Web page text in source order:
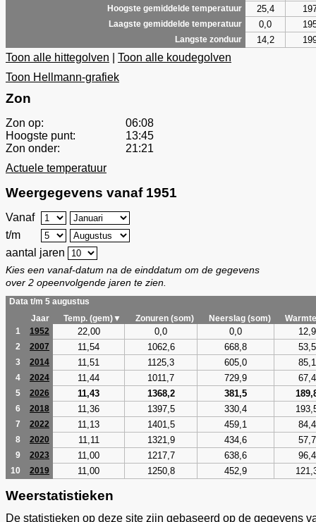
Hoogste gemiddelde temperatuur 25,4
Laagste gemiddelde temperatuur 0,0
Langste zonduur 14,2
Toon alle hittegolven
Toon alle koudegolven
Toon Hellmann-grafiek
Zon
Zon op:
06:08
Hoogste punt:
13:45
Zon onder:
21:21
Actuele temperatuur
Weergegevens vanaf 1951
Vanaf
t/m
aantal jaren
Kies een vanaf-datum na de einddatum om de gegevens
over 2 opeenvolgende jaren te zien.
Data t/m 5 augustus
Jaar
Temp. (gem)▼ Zonuren (som) Neerslag (som)
1
1952 22,00 0,0 0,0 12,9
2 2007 11,54 1062,6 668,8 53,5
3 2014 11,51 1125,3 605,0 85,1
4 2024 11,44 1011,7 729,9 67,4
5 2026 11,43 1368,2 381,5
6 2018 11,36 1397,5 330,4
7 2022 11,13 1401,5 459,1 84,4
8 2020 11,11 1321,9 434,6 57,7
9 2023 11,00 1217,7 638,6 96,4
10 2019 11,00 1250,8 452,9
Weerstatistieken
De statistieken op deze site zijn gebaseerd op de gegevens